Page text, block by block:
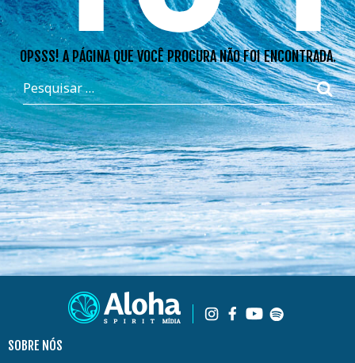
OPSSS! A PÁGINA QUE VOCÊ PROCURA NÃO FOI ENCONTRADA.
SOBRE NÓS